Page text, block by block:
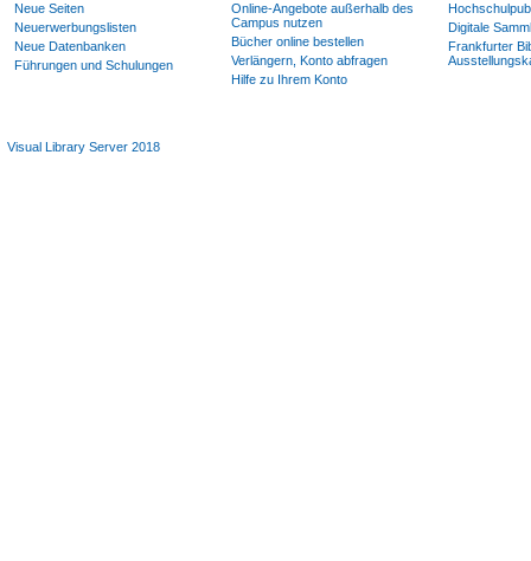
Neue Seiten
Neuerwerbungslisten
Neue Datenbanken
Führungen und Schulungen
Online-Angebote außerhalb des
Campus nutzen
Bücher online bestellen
Verlängern, Konto abfragen
Hilfe zu Ihrem Konto
Digitale
Frankfurter
Visual Library Server 2018